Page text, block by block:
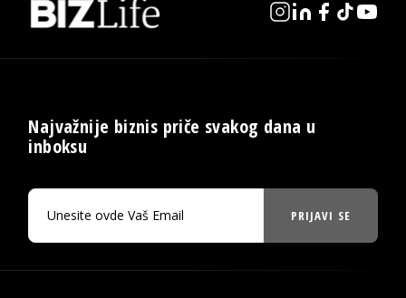
Najvažnije biznis priče svakog dana u
inboksu
PRIJAVI SE